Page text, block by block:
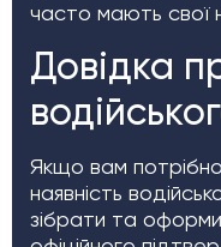
часто мають свої
Довідка
Якщо вам
наявність
зібрати та